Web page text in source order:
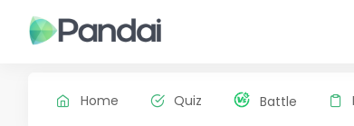
Home Quiz Battle